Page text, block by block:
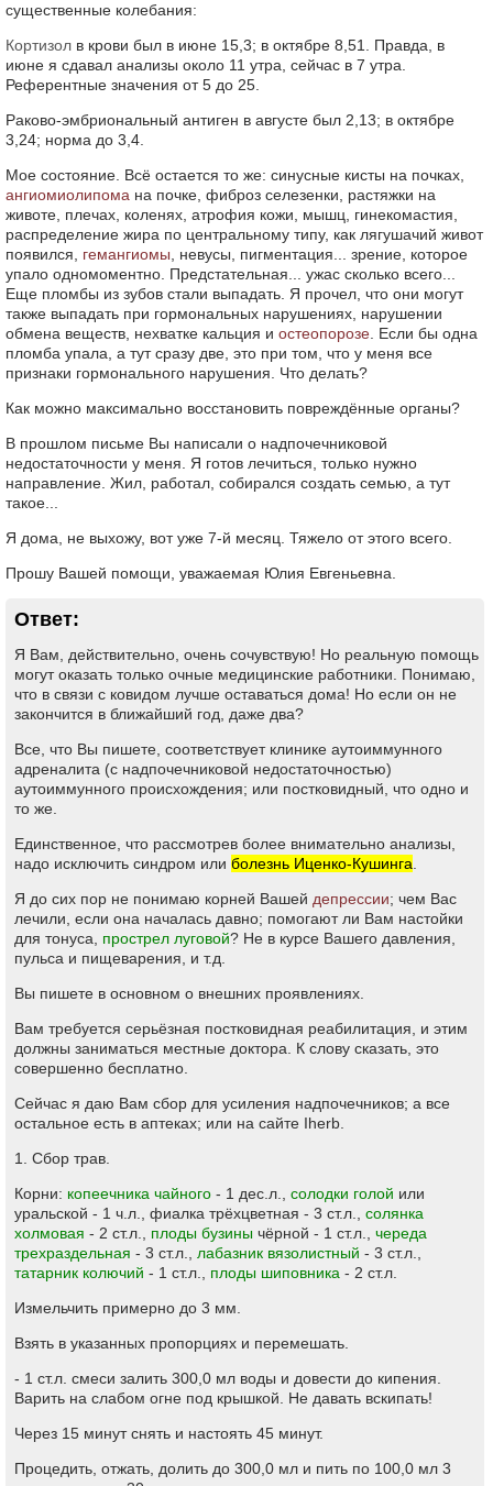
существенные колебания:
Кортизол в крови был в июне 15,3; в октябре 8,51. Правда, в
июне я сдавал анализы около 11 утра, сейчас в 7 утра.
Референтные значения от 5 до 25.
Раково-эмбриональный антиген в августе был 2,13; в октябре
3,24; норма до 3,4.
Мое состояние. Всё остается то же: синусные кисты на почках,
ангиомиолипома на почке, фиброз селезенки, растяжки на
животе, плечах, коленях, атрофия кожи, мышц, гинекомастия,
распределение жира по центральному типу, как лягушачий живот
появился, гемангиомы , невусы, пигментация... зрение, которое
упало одномоментно. Предстательная... ужас сколько всего...
Еще пломбы из зубов стали выпадать. Я прочел, что они могут
также выпадать при гормональных нарушениях, нарушении
обмена веществ, нехватке кальция и остеопорозе . Если бы одна
пломба упала, а тут сразу две, это при том, что у меня все
признаки гормонального нарушения. Что делать?
Как можно максимально восстановить повреждённые органы?
В прошлом письме Вы написали о надпочечниковой
недостаточности у меня. Я готов лечиться, только нужно
направление. Жил, работал, собирался создать семью, а тут
такое...
Я дома, не выхожу, вот уже 7-й месяц. Тяжело от этого всего.
Прошу Вашей помощи, уважаемая Юлия Евгеньевна.
Ответ:
Я Вам, действительно, очень сочувствую! Но реальную помощь
могут оказать только очные медицинские работники. Понимаю,
что в связи с ковидом лучше оставаться дома! Но если он не
закончится в ближайший год, даже два?
Все, что Вы пишете, соответствует клинике аутоиммунного
адреналита (с надпочечниковой недостаточностью)
аутоиммунного происхождения; или постковидный, что одно и
то же.
Единственное, что рассмотрев более внимательно анализы,
надо исключить синдром или болезнь Иценко-Кушинга
Я до сих пор не понимаю корней Вашей депрессии; чем Вас
лечили, если она началась давно; помогают ли Вам настойки
для тонуса, прострел луговой? Не в курсе Вашего давления,
пульса и пищеварения, и т.д.
Вы пишете в основном о внешних проявлениях.
Вам требуется серьёзная постковидная реабилитация, и этим
должны заниматься местные доктора. К слову сказать, это
совершенно бесплатно.
Сейчас я даю Вам сбор для усиления надпочечников; а все
остальное есть в аптеках; или на сайте Iherb.
1. Сбор трав.
Корни: копеечника чайного - 1 дес.л., солодки голой или
уральской - 1 ч.л., фиалка трёхцветная - 3 ст.л., солянка
холмовая - 2 ст.л., плоды бузины чёрной - 1 ст.л., череда
трехраздельная - 3 ст.л., лабазник вязолистный - 3 ст.л.,
татарник колючий - 1 ст.л., плоды шиповника - 2 ст.л.
Измельчить примерно до 3 мм.
Взять в указанных пропорциях и перемешать.
- 1 ст.л. смеси залить 300,0 мл воды и довести до кипения.
Варить на слабом огне под крышкой. Не давать вскипать!
Через 15 минут снять и настоять 45 минут.
Процедить, отжать, долить до 300,0 мл и пить по 100,0 мл 3